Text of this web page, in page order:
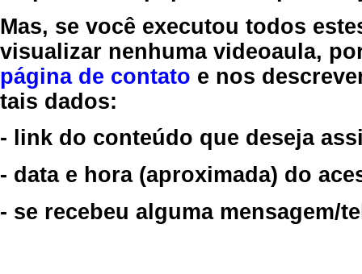
Mas, se você executou todos
visualizar nenhuma videoaula,
página de contato e nos
tais dados:
- link do conteúdo que deseja
- data e hora (aproximada) do
- se recebeu alguma mensagem/